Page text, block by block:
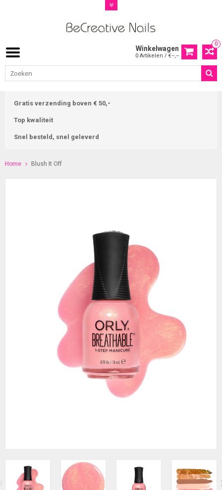
0
Winkelwagen
0 Artikelen / €--,--
Gratis verzending boven € 50,-
Top kwaliteit
Snel besteld, snel geleverd
Home Blush It Off